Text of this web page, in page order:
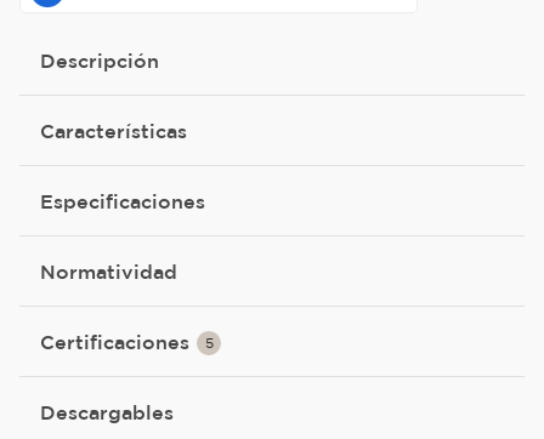
Descripción
Características
Especificaciones
Normatividad
Certificaciones 5
Descargables